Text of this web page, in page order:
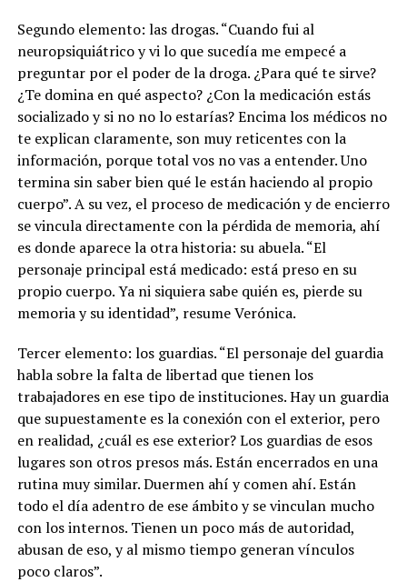
Segundo elemento: las drogas. “Cuando fui al
neuropsiquiátrico y vi lo que sucedía me empecé a
preguntar por el poder de la droga. ¿Para qué te sirve?
¿Te domina en qué aspecto? ¿Con la medicación estás
socializado y si no no lo estarías? Encima los médicos no
te explican claramente, son muy reticentes con la
información, porque total vos no vas a entender. Uno
termina sin saber bien qué le están haciendo al propio
cuerpo”. A su vez, el proceso de medicación y de encierro
se vincula directamente con la pérdida de memoria, ahí
es donde aparece la otra historia: su abuela. “El
personaje principal está medicado: está preso en su
propio cuerpo. Ya ni siquiera sabe quién es, pierde su
memoria y su identidad”, resume Verónica.
Tercer elemento: los guardias. “El personaje del guardia
habla sobre la falta de libertad que tienen los
trabajadores en ese tipo de instituciones. Hay un guardia
que supuestamente es la conexión con el exterior, pero
en realidad, ¿cuál es ese exterior? Los guardias de esos
lugares son otros presos más. Están encerrados en una
rutina muy similar. Duermen ahí y comen ahí. Están
todo el día adentro de ese ámbito y se vinculan mucho
con los internos. Tienen un poco más de autoridad,
abusan de eso, y al mismo tiempo generan vínculos
poco claros”.